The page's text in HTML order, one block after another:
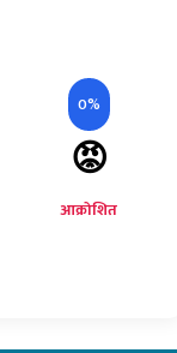
0%
😡
आक्रोशित